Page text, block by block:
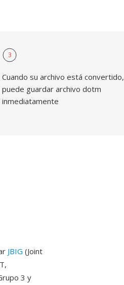
3
Cuando su archivo está convertido,
puede guardar archivo dotm
inmediatamente
JBIG (Joint
3 y